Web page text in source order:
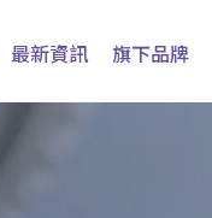
最新資訊 旗下品牌